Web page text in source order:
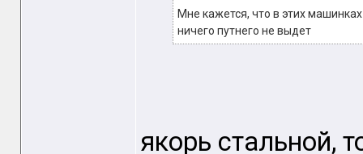
Мне кажется, что в этих
ничего путнего не выдет
якорь стальной,